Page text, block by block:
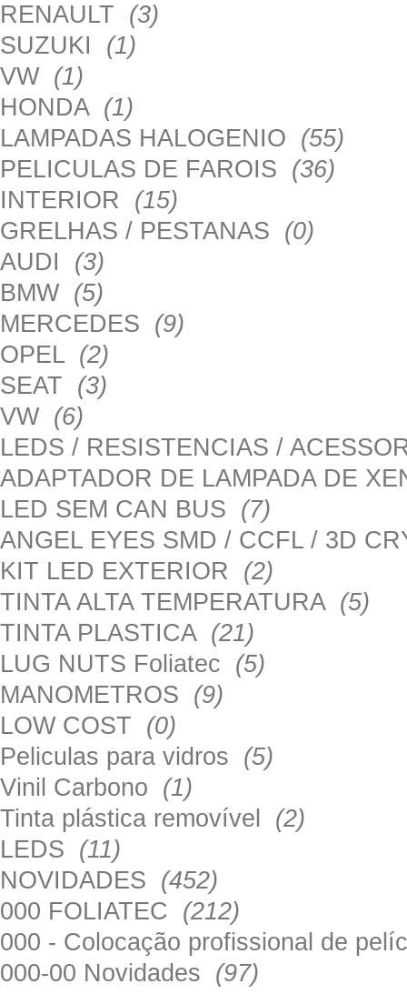
RENAULT (3)
SUZUKI (1)
VW (1)
HONDA (1)
LAMPADAS HALOGENIO (55)
PELICULAS DE FAROIS (36)
INTERIOR (15)
GRELHAS / PESTANAS (0)
AUDI (3)
BMW (5)
MERCEDES (9)
OPEL (2)
SEAT (3)
VW (6)
LEDS / RESISTENCIAS /
ADAPTADOR DE LAMPADA DE
LED SEM CAN BUS (7)
ANGEL EYES SMD / CCFL / 3D
KIT LED EXTERIOR (2)
TINTA ALTA TEMPERATURA (5)
TINTA PLASTICA (21)
LUG NUTS Foliatec (5)
MANOMETROS (9)
LOW COST (0)
Peliculas para vidros (5)
Vinil Carbono (1)
Tinta plástica removível (2)
LEDS (11)
NOVIDADES (452)
000 FOLIATEC (212)
000 - Colocação profissional de
000-00 Novidades (97)